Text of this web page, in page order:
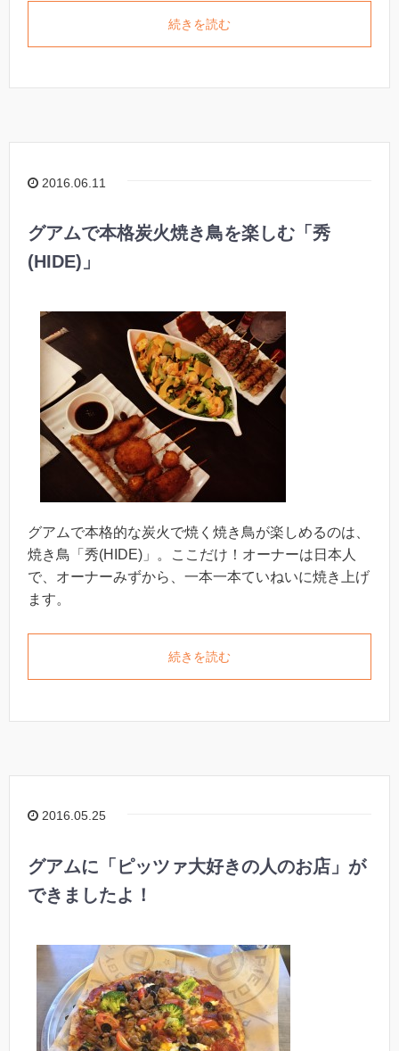
続きを読む
2016.06.11
グアムで本格炭火焼き鳥を楽しむ「秀
(HIDE)」
グアムで本格的な炭火で焼く焼き鳥が楽しめるのは、
焼き鳥「秀(HIDE)」。ここだけ！オーナーは日本人
で、オーナーみずから、一本一本ていねいに焼き上げ
ます。
続きを読む
2016.05.25
グアムに「ピッツァ大好きの人のお店」が
できましたよ！